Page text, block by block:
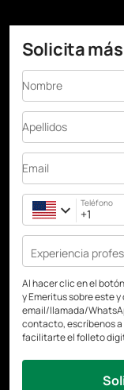
Solicita
Nombre
Apellidos
Email
Teléfono
Experiencia
Al hacer clic en el
y Emeritus sobre este
email/llamada/
contacto, escríbenos a
facilitarte el folleto